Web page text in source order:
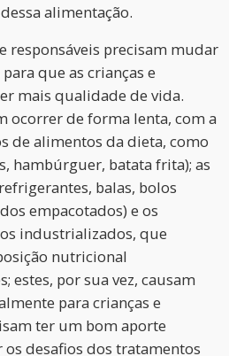
alimentação.
responsáveis precisam mudar
que as crianças e
mais qualidade de vida.
ocorrer de forma lenta, com a
de alimentos da dieta, como
hambúrguer, batata frita); as
balas, bolos
empacotados) e os
industrializados, que
nutricional
estes, por sua vez, causam
para crianças e
ter um bom aporte
desafios dos tratamentos